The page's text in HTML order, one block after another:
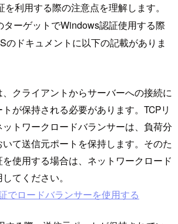
利用する際の注意点を理解します。
ターゲットでWindows認証使用する際
のドキュメントに以下の記載がありま
クライアントからサーバーへの接続に
が保持される必要があります。TCPリ
トワークロードバランサーは、負荷分
て送信元ポートを保持します。そのた
使用する場合は、ネットワークロード
てください。
でロードバランサーを使用する